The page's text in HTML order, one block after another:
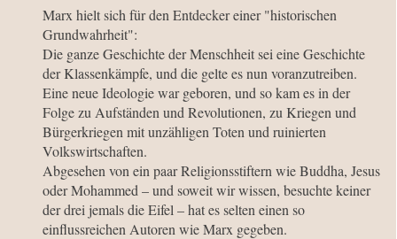
Marx hielt sich für den Entdecker einer "historischen
Grundwahrheit":
Die ganze Geschichte der Menschheit sei eine Geschichte
der Klassenkämpfe, und die gelte es nun voranzutreiben.
Eine neue Ideologie war geboren, und so kam es in der
Folge zu Aufständen und Revolutionen, zu Kriegen und
Bürgerkriegen mit unzähligen Toten und ruinierten
Volkswirtschaften.
Abgesehen von ein paar Religionsstiftern wie Buddha, Jesus
oder Mohammed – und soweit wir wissen, besuchte keiner
der drei jemals die Eifel – hat es selten einen so
einflussreichen Autoren wie Marx gegeben.